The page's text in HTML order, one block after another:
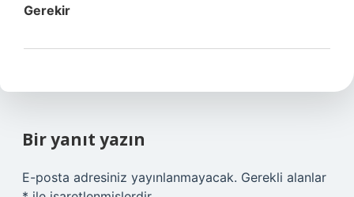
Gerekir
Bir yanıt yazın
E-posta adresiniz yayınlanmayacak. Gerekli alanlar